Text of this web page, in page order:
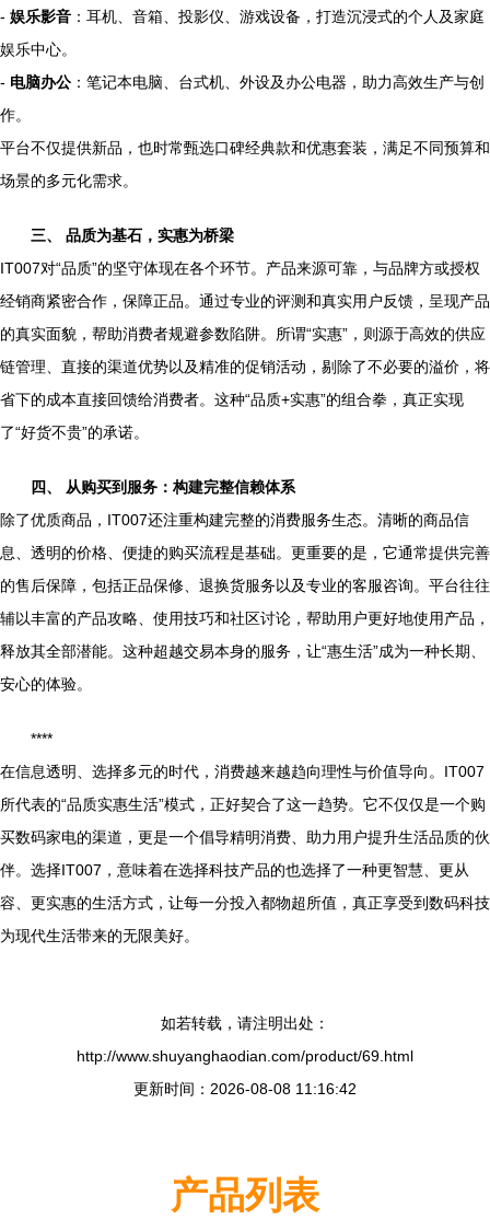
- 娱乐影音 ：耳机、音箱、投影仪、游戏设备，打造沉浸式的个人及家庭
娱乐中心。
- 电脑办公 ：笔记本电脑、台式机、外设及办公电器，助力高效生产与创
作。
平台不仅提供新品，也时常甄选口碑经典款和优惠套装，满足不同预算和
场景的多元化需求。
三、 品质为基石，实惠为桥梁
IT007对“品质”的坚守体现在各个环节。产品来源可靠，与品牌方或授权
经销商紧密合作，保障正品。通过专业的评测和真实用户反馈，呈现产品
的真实面貌，帮助消费者规避参数陷阱。所谓“实惠”，则源于高效的供应
链管理、直接的渠道优势以及精准的促销活动，剔除了不必要的溢价，将
省下的成本直接回馈给消费者。这种“品质+实惠”的组合拳，真正实现
了“好货不贵”的承诺。
四、 从购买到服务：构建完整信赖体系
除了优质商品，IT007还注重构建完整的消费服务生态。清晰的商品信
息、透明的价格、便捷的购买流程是基础。更重要的是，它通常提供完善
的售后保障，包括正品保修、退换货服务以及专业的客服咨询。平台往往
辅以丰富的产品攻略、使用技巧和社区讨论，帮助用户更好地使用产品，
释放其全部潜能。这种超越交易本身的服务，让“惠生活”成为一种长期、
安心的体验。
****
在信息透明、选择多元的时代，消费越来越趋向理性与价值导向。IT007
所代表的“品质实惠生活”模式，正好契合了这一趋势。它不仅仅是一个购
买数码家电的渠道，更是一个倡导精明消费、助力用户提升生活品质的伙
伴。选择IT007，意味着在选择科技产品的也选择了一种更智慧、更从
容、更实惠的生活方式，让每一分投入都物超所值，真正享受到数码科技
为现代生活带来的无限美好。
如若转载，请注明出处：
http://www.shuyanghaodian.com/product/69.html
更新时间：2026-08-08 11:16:42
产品列表